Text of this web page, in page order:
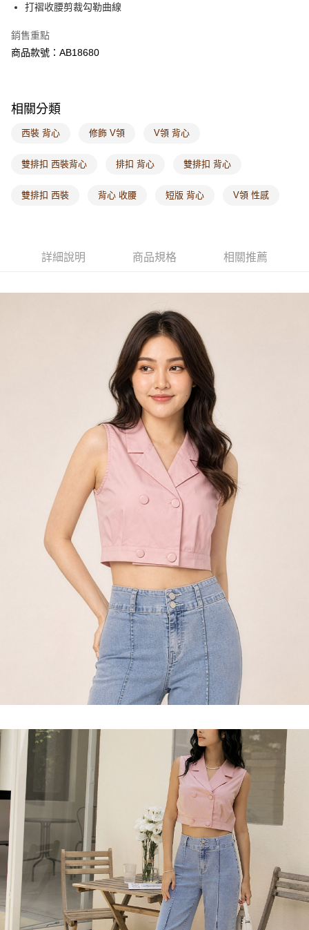
每筆NT$60，滿NT$1,000(含以上)免運費
付款後7-11取貨
每筆NT$60，滿NT$1,000(含以上)免運費
每筆NT$120，滿NT$1,000(含以上)免運費
付款後門市自取
海外配送-港/澳/新/馬/泰國專屬
海外配送-其他亞洲地區 查看運費
打褶收腰剪裁勾勒曲線
銷售重點
商品款號：AB18680
相關分類
西裝 背心 修飾 V領 V領 背心
雙排扣 西裝背心 排扣 背心 雙排扣 背心
雙排扣 西裝 背心 收腰 短版 背心 V領 性感
詳細說明 商品規格 相關推薦